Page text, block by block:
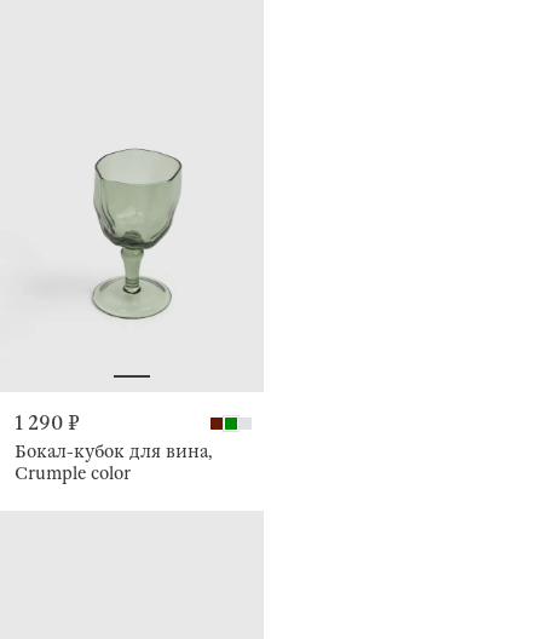
1 290 ₽
Бокал-кубок для вина,
Crumple color